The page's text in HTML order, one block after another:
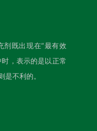
剂既出现在“最有效
，表示的是以正常
不利的。